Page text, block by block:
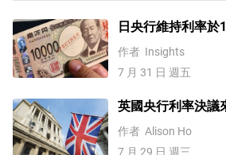
日央行維持利率於
強！美元/日元、
元、納指100指數
作者 Insights
7 月 31 日 週五
英國央行利率決議
or下跌？
作者 Alison Ho
7 月 29 日 週三